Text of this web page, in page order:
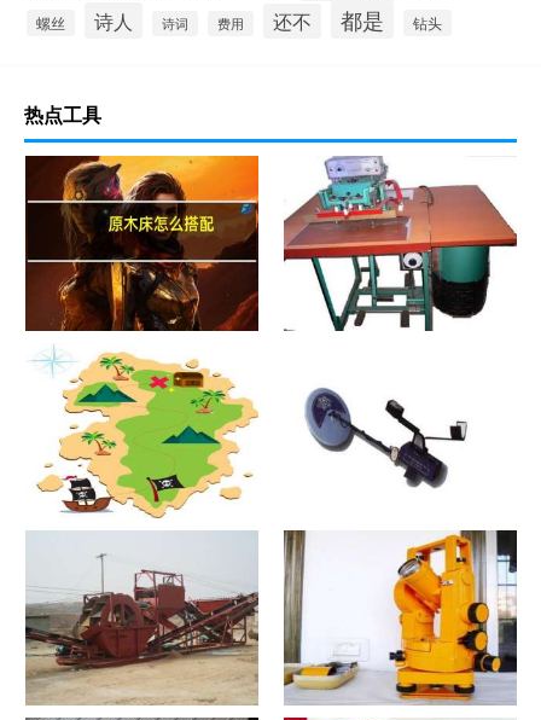
螺丝 诗人 诗词 费用 还不 都是 钻头
热点工具
原木床怎么搭配
寻宝？寻宝2021价格和图文详
探测器？探测器2021价格和图
文详情